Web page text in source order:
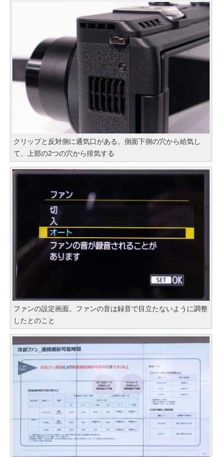
クリップと反対側に通気口がある。側面下側の穴から給気し
て、上部の2つの穴から排気する
ファンの設定画面。ファンの音は録音で目立たないように調整
したとのこと